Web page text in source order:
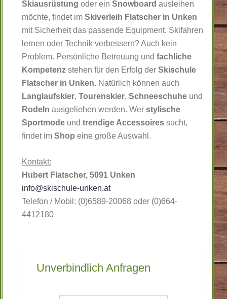
Skiausrüstung oder ein Snowboard ausleihen
möchte, findet im Skiverleih Flatscher in Unken
mit Sicherheit das passende Equipment. Skifahren
lernen oder Technik verbessern? Auch kein
Problem. Persönliche Betreuung und fachliche
Kompetenz stehen für den Erfolg der Skischule
Flatscher in Unken. Natürlich können auch
Langlaufskier, Tourenskier, Schneeschuhe und
Rodeln ausgeliehen werden. Wer stylische
Sportmode und trendige Accessoires sucht,
findet im Shop eine große Auswahl.
Kontakt:
Hubert Flatscher, 5091 Unken
info@skischule-unken.at
Telefon / Mobil: (0)6589-20068 oder (0)664-
4412180
Unverbindlich Anfragen